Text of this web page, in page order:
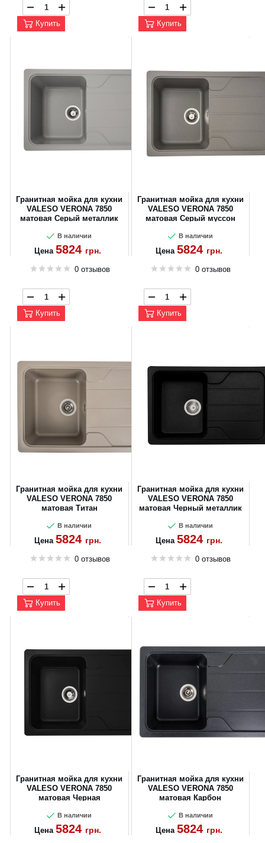
Купить Купить
Гранитная мойка для кухни
VALESO VERONA 7850
матовая Серый металлик
В наличии
Цена 5824 грн.
0 отзывов
Купить
Гранитная мойка для кухни
VALESO VERONA 7850
матовая Серый муссон
В наличии
Цена 5824 грн.
0 отзывов
Купить
Гранитная мойка для кухни
VALESO VERONA 7850
матовая Титан
В наличии
Цена 5824 грн.
0 отзывов
Купить
Гранитная мойка для кухни
VALESO VERONA 7850
матовая Черный металлик
В наличии
Цена 5824 грн.
0 отзывов
Купить
Гранитная мойка для кухни
VALESO VERONA 7850
матовая Черная
В наличии
Цена 5824 грн.
Гранитная мойка для кухни
VALESO VERONA 7850
матовая Карбон
В наличии
Цена 5824 грн.
OK
CANCEL